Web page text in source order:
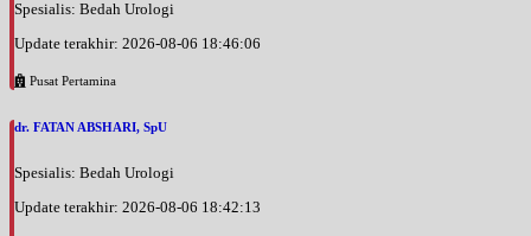
Spesialis: Bedah Urologi
Update terakhir: 2026-08-06 18:46:06
Pusat Pertamina
dr. FATAN ABSHARI, SpU
Spesialis: Bedah Urologi
Update terakhir: 2026-08-06 18:42:13